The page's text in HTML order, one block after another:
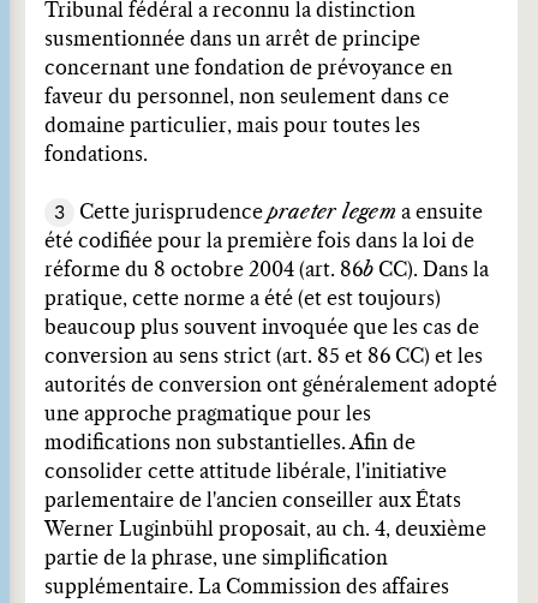
Tribunal fédéral a reconnu la distinction
susmentionnée dans un arrêt de principe
concernant une fondation de prévoyance en
faveur du personnel, non seulement dans ce
domaine particulier, mais pour toutes les
fondations.
3 Cette jurisprudence praeter legem a ensuite
été codifiée pour la première fois dans la loi de
réforme du 8 octobre 2004 (art. 86b CC). Dans la
pratique, cette norme a été (et est toujours)
beaucoup plus souvent invoquée que les cas de
conversion au sens strict (art. 85 et 86 CC) et les
autorités de conversion ont généralement adopté
une approche pragmatique pour les
modifications non substantielles. Afin de
consolider cette attitude libérale, l'initiative
parlementaire de l'ancien conseiller aux États
Werner Luginbühl proposait, au ch. 4, deuxième
partie de la phrase, une simplification
supplémentaire. La Commission des affaires